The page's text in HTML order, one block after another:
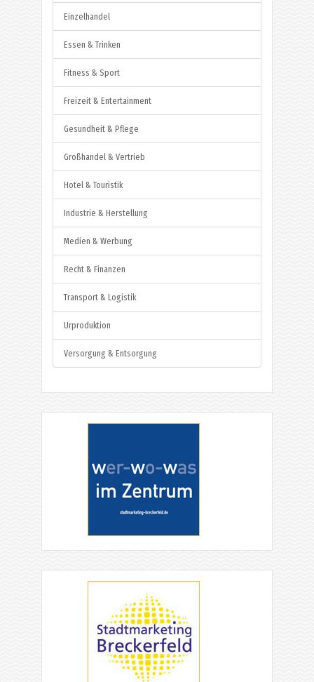
Einzelhandel
Essen & Trinken
Fitness & Sport
Freizeit & Entertainment
Gesundheit & Pflege
Großhandel & Vertrieb
Hotel & Touristik
Industrie & Herstellung
Medien & Werbung
Recht & Finanzen
Transport & Logistik
Urproduktion
Versorgung & Entsorgung